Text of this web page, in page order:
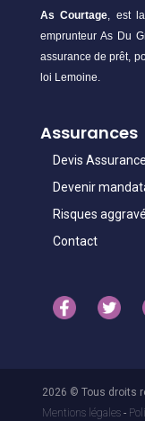
As Courtage, est
emprunteur As Du
assurance de prêt,
loi Lemoine.
Assurances
Devis
Devenir
Risques
Contact
2026 © Tous droits
Mentions légales -